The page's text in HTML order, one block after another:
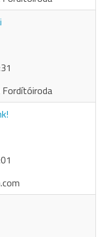
Fordítóiroda